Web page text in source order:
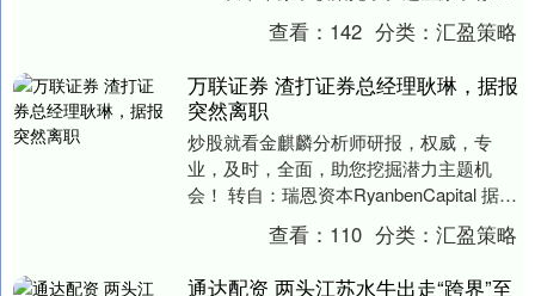
着量子比特，即普通计算机中“0”和“1”的量
子版本，....查看： 142 分类：汇盈策略
万联证券 渣打证券总经理耿琳，据报
突然离职
炒股就看金麒麟分析师研报，权威，专
业，及时，全面，助您挖掘潜力主题机
会！ 转自：瑞恩资本RyanbenCapital 据券
商人事，渣打证券总经理耿琳于7月8日
查看： 110 分类：汇盈策略
通达配资 两头江苏水牛出走“跨界”至